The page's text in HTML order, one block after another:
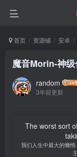
首页 资源铺 安卓
魔音Morin-神
random
3年前更新
The worst sort
我们人生中最大的懒